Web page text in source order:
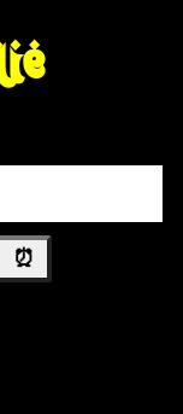
⏰